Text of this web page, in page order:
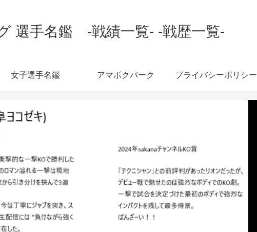
選手名鑑 -戦績一覧- -戦歴一覧-
女子選手名鑑 アマボクパーク プライバシーポリシー